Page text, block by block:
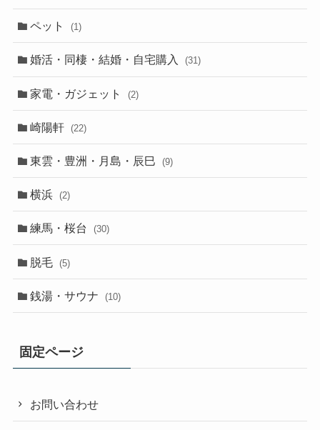
ペット (1)
婚活・同棲・結婚・自宅購入 (31)
家電・ガジェット (2)
崎陽軒 (22)
東雲・豊洲・月島・辰巳 (9)
横浜 (2)
練馬・桜台 (30)
脱毛 (5)
銭湯・サウナ (10)
固定ページ
お問い合わせ